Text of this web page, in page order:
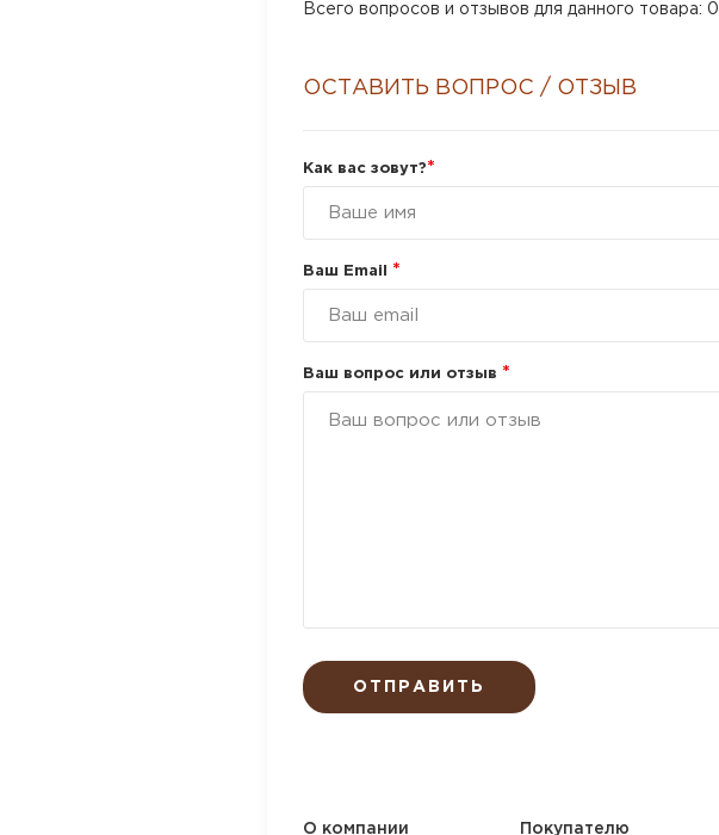
Всего вопросов и отзывов для данного товара: 0
ОСТАВИТЬ ВОПРОС / ОТЗЫВ
Как вас зовут?*
Ваш Email *
Ваш вопрос или отзыв *
ОТПРАВИТЬ
О компании Покупателю